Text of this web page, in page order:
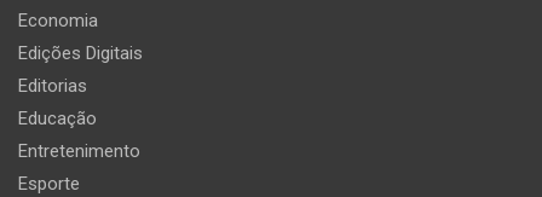
Economia
Edições Digitais
Editorias
Educação
Entretenimento
Esporte